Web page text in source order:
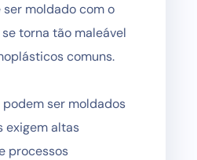
ser moldado com o
torna tão maleável
comuns.
podem ser moldados
exigem altas
processos